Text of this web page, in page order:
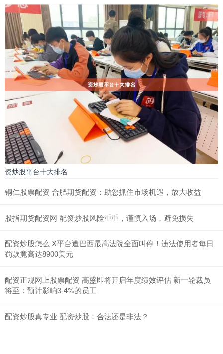
资炒股平台十大排名
铜仁股票配资 合肥期货配资：助您抓住市场机遇，放大收益
股指期货配资网 配资炒股风险重重，谨慎入场，避免损失
配资炒股怎么 X平台遭巴西最高法院全面叫停！违法使用者每日
罚款竟高达8900美元
配资正规网上股票配资 高盛即将开启年度绩效评估 新一轮裁员
将至：预计影响3-4%的员工
配资炒股真专业 配资炒股：合法还是非法？